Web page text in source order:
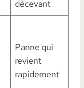
décevant
Panne qui
revient
rapidement